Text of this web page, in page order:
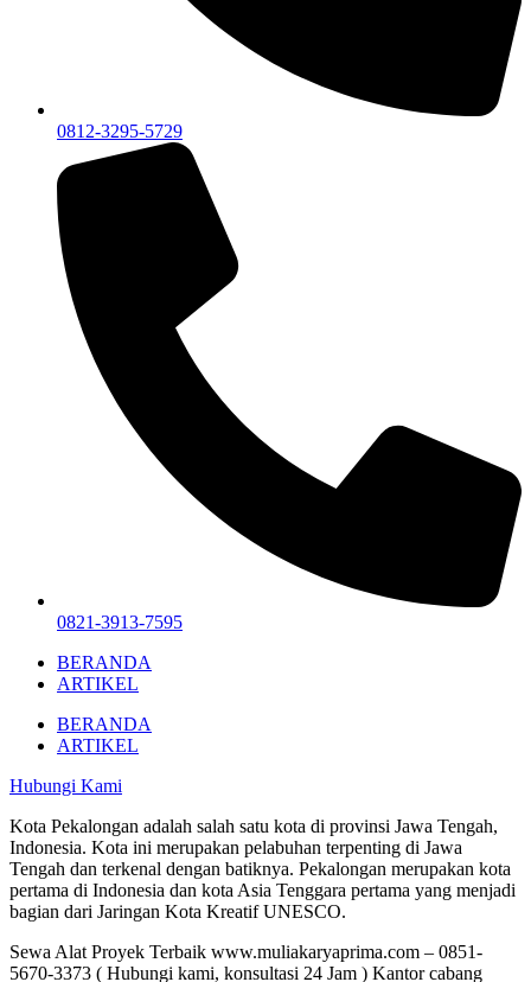
0812-3295-5729
0821-3913-7595
BERANDA
ARTIKEL
BERANDA
ARTIKEL
Hubungi Kami
Kota Pekalongan adalah salah satu kota di provinsi Jawa Tengah,
Indonesia. Kota ini merupakan pelabuhan terpenting di Jawa
Tengah dan terkenal dengan batiknya. Pekalongan merupakan kota
pertama di Indonesia dan kota Asia Tenggara pertama yang menjadi
bagian dari Jaringan Kota Kreatif UNESCO.
Sewa Alat Proyek Terbaik www.muliakaryaprima.com – 0851-
5670-3373 ( Hubungi kami, konsultasi 24 Jam ) Kantor cabang